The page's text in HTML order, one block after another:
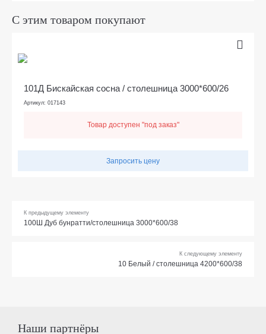
С этим товаром покупают
101Д Бискайская сосна / столешница 3000*600/26
Артикул: 017143
Товар доступен "под заказ"
Запросить цену
К предыдущему элементу
100Ш Дуб бунратти/столешница 3000*600/38
К следующему элементу
10 Белый / столешница 4200*600/38
Наши партнёры